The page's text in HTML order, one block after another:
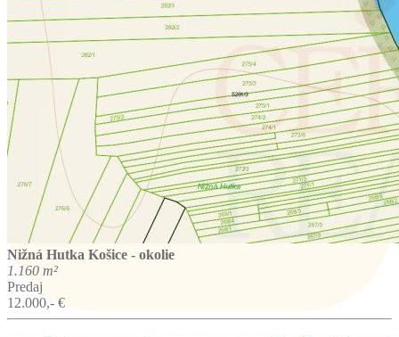
Nižná Hutka Košice - okolie
1.160 m²
Predaj
12.000,- €